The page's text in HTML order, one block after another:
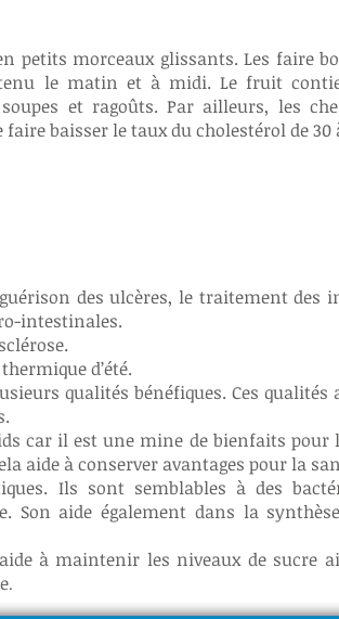
petits morceaux glissants. Les faire
le matin et à midi. Le fruit
et ragoûts. Par ailleurs, les
baisser le taux du cholestérol de 30
des ulcères, le traitement des
intestinales.
d’été.
qualités bénéfiques. Ces qualités
car il est une mine de bienfaits pour
aide à conserver avantages pour la
Ils sont semblables à des
Son aide également dans la
à maintenir les niveaux de sucre
.